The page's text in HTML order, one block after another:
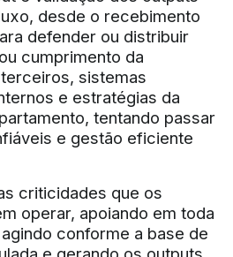
desde o recebimento
defender ou distribuir
cumprimento da
sistemas
e estratégias da
tentando passar
e gestão eficiente
criticidades que os
operar, apoiando em toda
conforme a base de